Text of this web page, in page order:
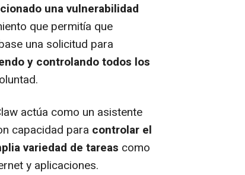
una vulnerabilidad
que permitía que
una solicitud para
y controlando todos los
actúa como un asistente
capacidad para controlar el
variedad de tareas como
y aplicaciones.